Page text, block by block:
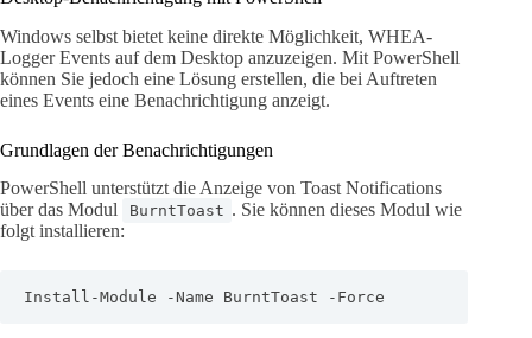
Windows selbst bietet keine direkte Möglichkeit, WHEA-
Logger Events auf dem Desktop anzuzeigen. Mit PowerShell
können Sie jedoch eine Lösung erstellen, die bei Auftreten
eines Events eine Benachrichtigung anzeigt.
Grundlagen der Benachrichtigungen
PowerShell unterstützt die Anzeige von Toast Notifications
über das Modul
BurntToast . Sie können dieses Modul wie
folgt installieren:
Install-Module -Name BurntToast -Force